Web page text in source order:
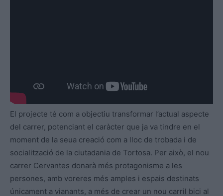
El projecte té com a objectiu transformar l’actual aspecte
del carrer, potenciant el caràcter que ja va tindre en el
moment de la seua creació com a lloc de trobada i de
socialització de la ciutadania de Tortosa. Per això, el nou
carrer Cervantes donarà més protagonisme a les
persones, amb voreres més amples i espais destinats
únicament a vianants, a més de crear un nou carril bici al